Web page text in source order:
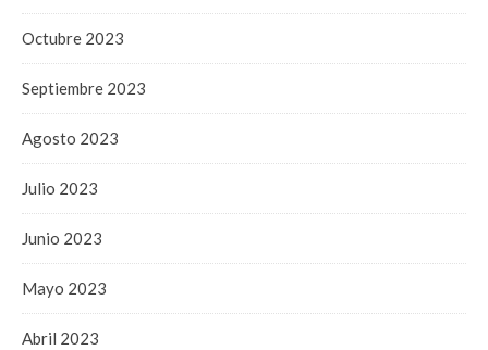
Octubre 2023
Septiembre 2023
Agosto 2023
Julio 2023
Junio 2023
Mayo 2023
Abril 2023